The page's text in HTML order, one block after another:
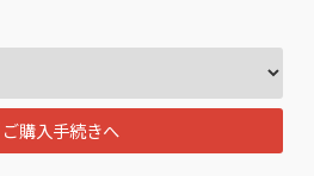
ご購入手続きへ